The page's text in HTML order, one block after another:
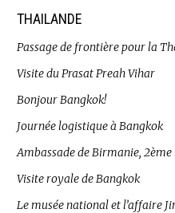
THAILANDE
Passage de frontière pour la
Visite du Prasat Preah Vihar
Bonjour Bangkok!
Journée logistique à Bangkok
Ambassade de Birmanie,
Visite royale de Bangkok
Le musée national et l’affaire